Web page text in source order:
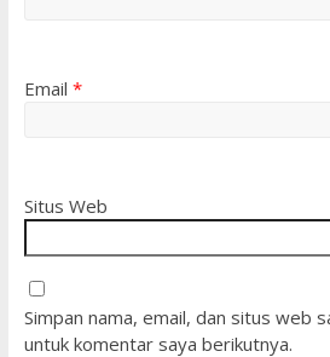
Email *
Situs Web
Simpan nama, email, dan situs web
untuk komentar saya berikutnya.